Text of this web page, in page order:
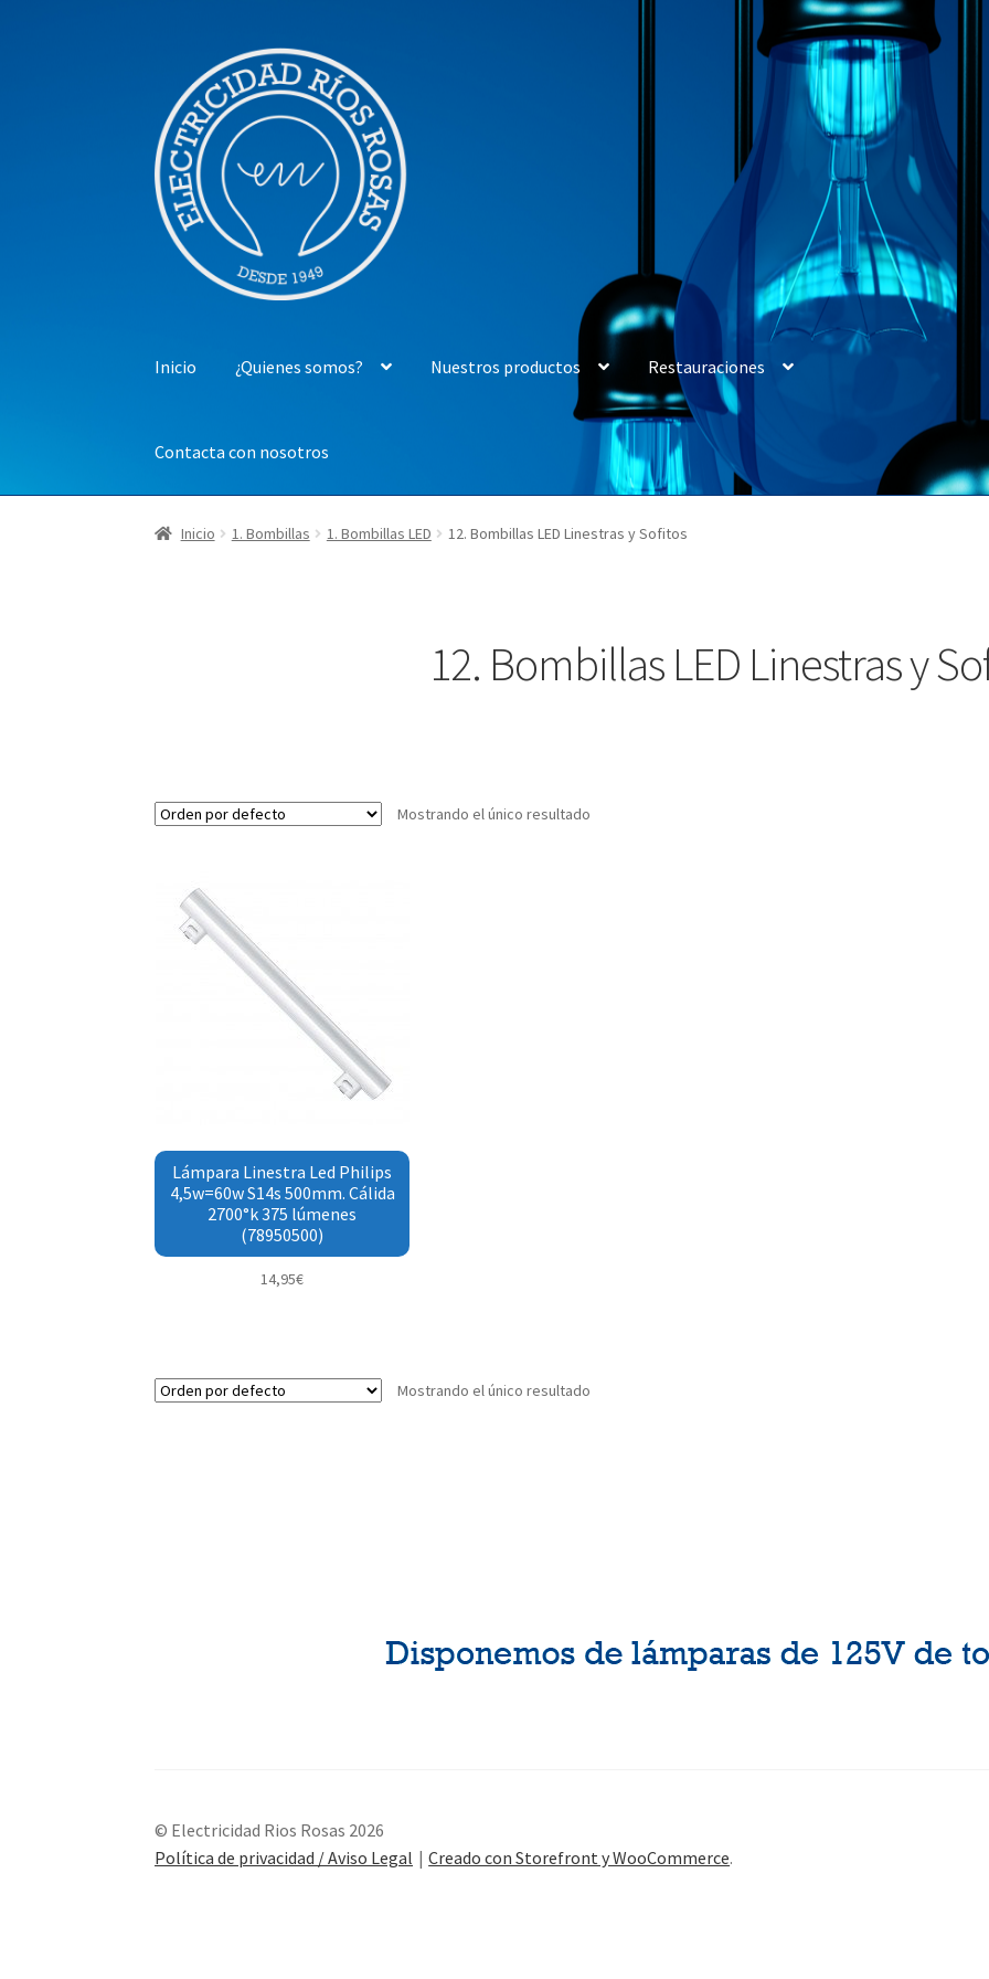
la
navegación
contenido
Inicio ¿Quienes somos? Nuestros productos Restauraciones
Contacta con nosotros
Inicio 1. Bombillas 1. Bombillas LED 12. Bombillas LED Linestras y Sofitos
12. Bombillas LED Linestras y
Mostrando el único resultado
Lámpara Linestra Led Philips
4,5w=60w S14s 500mm. Cálida
2700°k 375 lúmenes
(78950500)
14,95€
Mostrando el único resultado
© Electricidad Rios Rosas 2026
Política de privacidad / Aviso Legal
Creado con Storefront y WooCommerce.